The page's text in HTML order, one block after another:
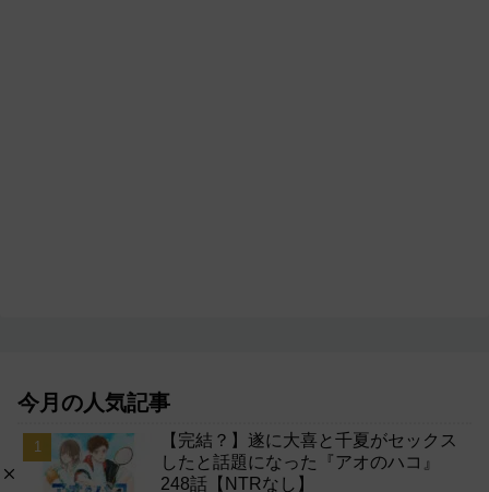
今月の人気記事
【完結？】遂に大喜と千夏がセックス
したと話題になった『アオのハコ』
248話【NTRなし】